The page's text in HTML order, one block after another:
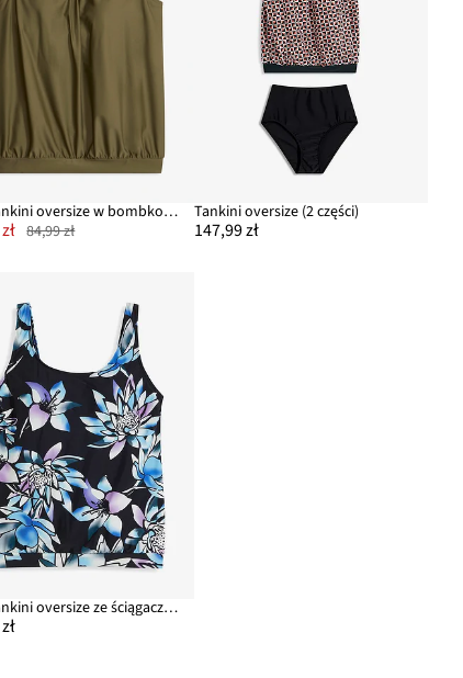
Top tankini oversize w bombkowym fasonie
84,99 zł
Tankini oversize (2 części)
147,99 zł
Top tankini oversize ze ściągaczem